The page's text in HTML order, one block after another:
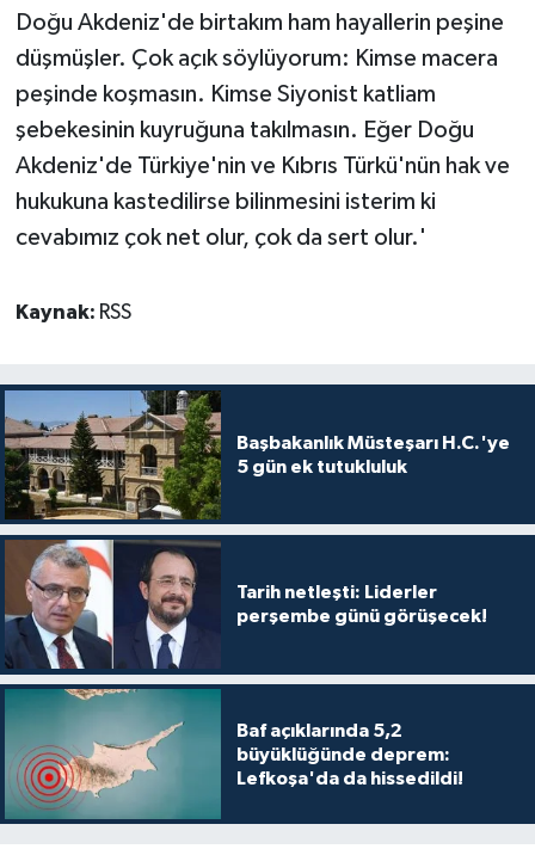
Doğu Akdeniz'de birtakım ham hayallerin peşine
düşmüşler. Çok açık söylüyorum: Kimse macera
peşinde koşmasın. Kimse Siyonist katliam
şebekesinin kuyruğuna takılmasın. Eğer Doğu
Akdeniz'de Türkiye'nin ve Kıbrıs Türkü'nün hak ve
hukukuna kastedilirse bilinmesini isterim ki
cevabımız çok net olur, çok da sert olur.'
Kaynak: RSS
Başbakanlık Müsteşarı H.C.'ye
5 gün ek tutukluluk
Tarih netleşti: Liderler
perşembe günü görüşecek!
Baf açıklarında 5,2
büyüklüğünde deprem:
Lefkoşa'da da hissedildi!